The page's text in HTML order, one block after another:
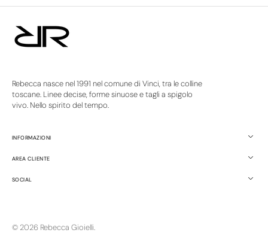
Rebecca nasce nel 1991 nel comune di Vinci, tra le colline
toscane. Linee decise, forme sinuose e tagli a spigolo
vivo. Nello spirito del tempo.
INFORMAZIONI
AREA CLIENTE
SOCIAL
© 2026 Rebecca Gioielli.